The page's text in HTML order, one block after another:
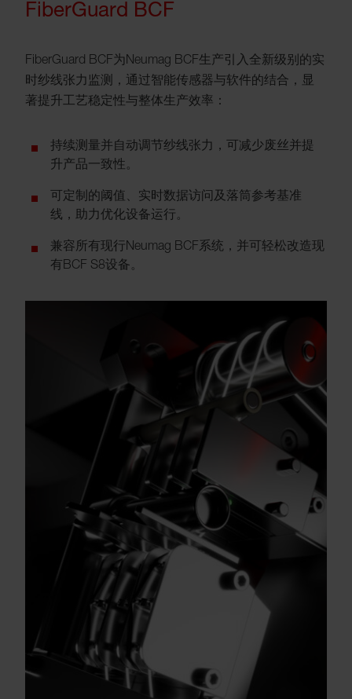
FiberGuard BCF
FiberGuard BCF为Neumag BCF生产引入全新级别的实
时纱线张力监测，通过智能传感器与软件的结合，显
著提升工艺稳定性与整体生产效率：
持续测量并自动调节纱线张力，可减少废丝并提
升产品一致性。
可定制的阈值、实时数据访问及落筒参考基准
线，助力优化设备运行。
兼容所有现行Neumag BCF系统，并可轻松改造现
有BCF S8设备。